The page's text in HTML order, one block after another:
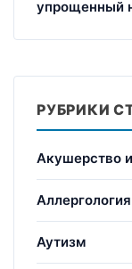
упрощенный
РУБРИКИ
Акушерство
Аллергология
Аутизм